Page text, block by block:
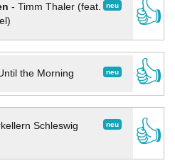
neu
- Timm Thaler (feat.
👍
neu
the Morning
👍
neu
Schleswig
👍